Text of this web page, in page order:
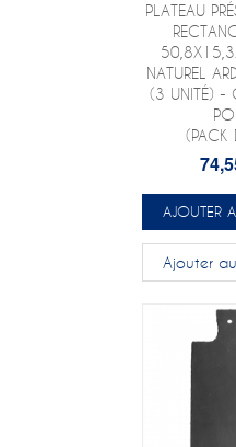
PLATEAU
NATUREL
(3 UNITÉ) -
(PACK
AJOUTER
Ajouter